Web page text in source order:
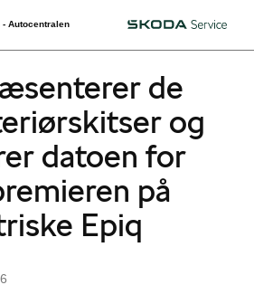
Škoda
Autocentralen
de
og
datoen for
på
Epiq